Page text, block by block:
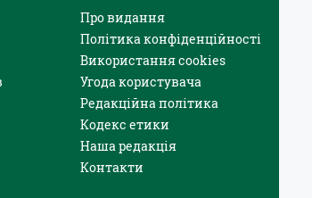
Про видання
Політика конфіденційності
Використання cookies
Угода користувача
Редакційна політика
Кодекс етики
Наша редакція
Контакти